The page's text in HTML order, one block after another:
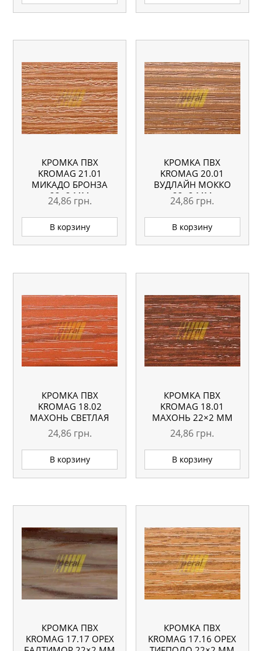
КРОМКА ПВХ
KROMAG 21.01
МИКАДО БРОНЗА
22×2 ММ
24,86 грн.
В корзину
КРОМКА ПВХ
KROMAG 20.01
ВУДЛАЙН МОККО
22×2 ММ
24,86 грн.
В корзину
КРОМКА ПВХ
KROMAG 18.02
МАХОНЬ СВЕТЛАЯ
22×2 ММ
24,86 грн.
В корзину
КРОМКА ПВХ
KROMAG 18.01
МАХОНЬ 22×2 ММ
24,86 грн.
В корзину
КРОМКА ПВХ
KROMAG 17.17 ОРЕХ
КРОМКА ПВХ
KROMAG 17.16 ОРЕХ